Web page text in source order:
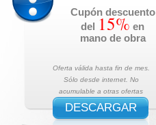
Cupón descuento
del 15% en
mano de obra
Oferta válida hasta fin de mes.
Sólo desde internet. No
acumulable a otras ofertas
DESCARGAR